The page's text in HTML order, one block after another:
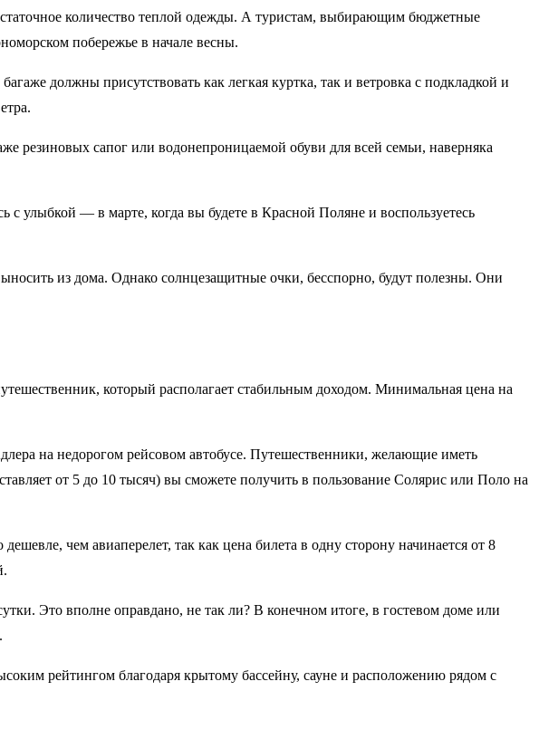
количество теплой одежды. А туристам, выбирающим бюджетные
побережье в начале весны.
должны присутствовать как легкая куртка, так и ветровка с подкладкой и
резиновых сапог или водонепроницаемой обуви для всей семьи, наверняка
улыбкой — в марте, когда вы будете в Красной Поляне и воспользуетесь
из дома. Однако солнцезащитные очки, бесспорно, будут полезны. Они
который располагает стабильным доходом. Минимальная цена на
на недорогом рейсовом автобусе. Путешественники, желающие иметь
от 5 до 10 тысяч) вы сможете получить в пользование Солярис или Поло на
чем авиаперелет, так как цена билета в одну сторону начинается от 8
Это вполне оправдано, не так ли? В конечном итоге, в гостевом доме или
рейтингом благодаря крытому бассейну, сауне и расположению рядом с